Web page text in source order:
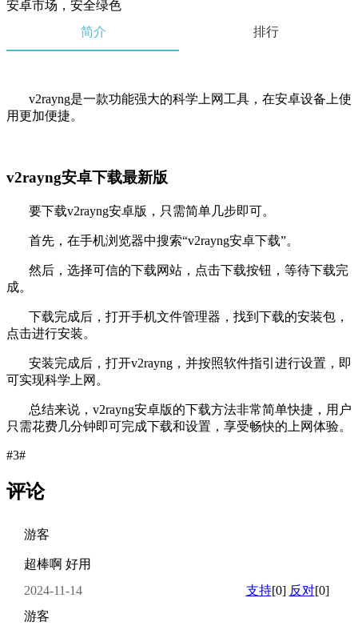
安卓市场，安全绿色
简介
排行
v2rayng是一款功能强大的科学上网工具，在安卓设备上使
用更加便捷。
v2rayng安卓下载最新版
要下载v2rayng安卓版，只需简单几步即可。
首先，在手机浏览器中搜索“v2rayng安卓下载”。
然后，选择可信的下载网站，点击下载按钮，等待下载完
成。
下载完成后，打开手机文件管理器，找到下载的安装包，
点击进行安装。
安装完成后，打开v2rayng，并按照软件指引进行设置，即
可实现科学上网。
总结来说，v2rayng安卓版的下载方法非常简单快捷，用户
只需花费几分钟即可完成下载和设置，享受畅快的上网体验。
#3#
评论
游客
超棒啊 好用
2024-11-14
支持[0] 反对[0]
游客